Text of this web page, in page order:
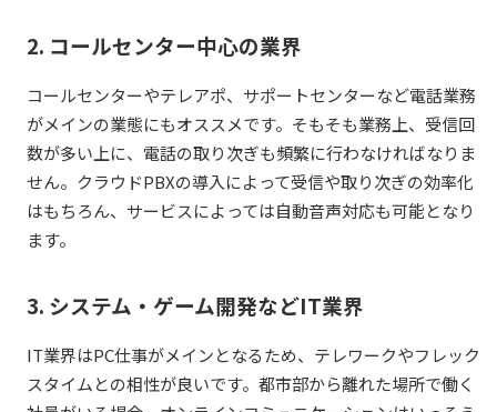
2. コールセンター中心の業界
コールセンターやテレアポ、サポートセンターなど電話業務
がメインの業態にもオススメです。そもそも業務上、受信回
数が多い上に、電話の取り次ぎも頻繁に行わなければなりま
せん。クラウドPBXの導入によって受信や取り次ぎの効率化
はもちろん、サービスによっては自動音声対応も可能となり
ます。
3. システム・ゲーム開発などIT業界
IT業界はPC仕事がメインとなるため、テレワークやフレック
スタイムとの相性が良いです。都市部から離れた場所で働く